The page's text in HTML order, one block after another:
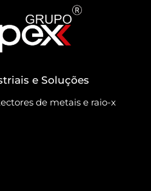
e Soluções
de metais e raio-x